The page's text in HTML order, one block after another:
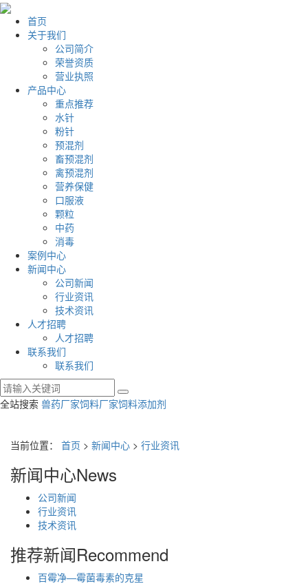
首页
关于我们
公司简介
荣誉资质
营业执照
产品中心
重点推荐
水针
粉针
预混剂
畜预混剂
禽预混剂
营养保健
口服液
颗粒
中药
消毒
案例中心
新闻中心
公司新闻
行业资讯
技术资讯
人才招聘
人才招聘
联系我们
联系我们
全站搜索 兽药厂家饲料厂家饲料添加剂
当前位置： 首页 > 新闻中心 > 行业资讯
新闻中心News
公司新闻
行业资讯
技术资讯
推荐新闻Recommend
百霉净—霉菌毒素的克星